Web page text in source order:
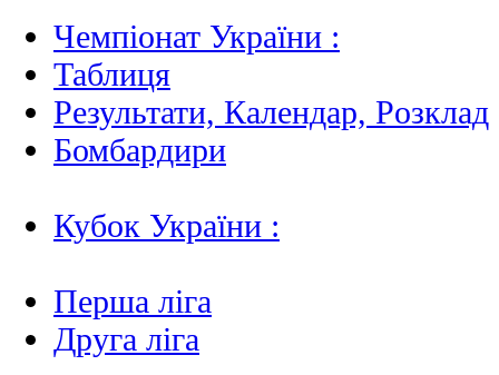
Чемпіонат України :
Таблиця
Результати, Календар, Poзклад
Бомбардири
Кубок України :
Перша ліга
Друга ліга